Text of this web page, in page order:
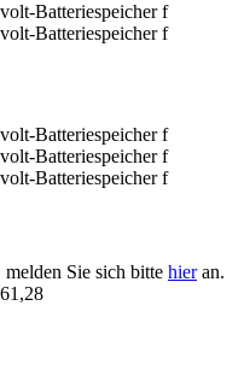
Sie sich bitte hieran.